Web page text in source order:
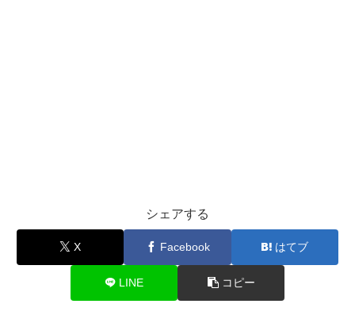
シェアする
X Facebook はてブ
LINE コピー